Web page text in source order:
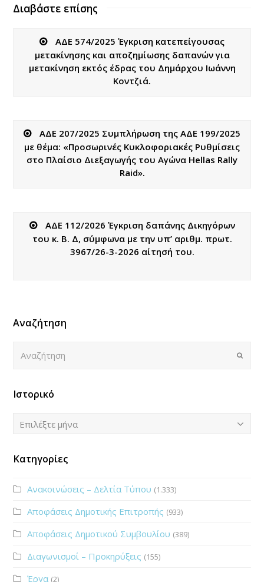
Διαβάστε επίσης
ΑΔΕ 574/2025 Έγκριση κατεπείγουσας
μετακίνησης και αποζημίωσης δαπανών για
μετακίνηση εκτός έδρας του Δημάρχου Ιωάννη
Κοντζιά.
ΑΔΕ 207/2025 Συμπλήρωση της ΑΔΕ 199/2025
με θέμα: «Προσωρινές Κυκλοφοριακές Ρυθμίσεις
στο Πλαίσιο Διεξαγωγής του Αγώνα Hellas Rally
Raid».
ΑΔΕ 112/2026 Έγκριση δαπάνης Δικηγόρων
του κ. Β. Δ, σύμφωνα με την υπ’ αριθμ. πρωτ.
3967/26-3-2026 αίτησή του.
Αναζήτηση
Submit
Ιστορικό
Ιστορικό
Επιλέξτε μήνα
Κατηγορίες
Ανακοινώσεις – Δελτία Τύπου (1.333)
Αποφάσεις Δημοτικής Επιτροπής (933)
Αποφάσεις Δημοτικού Συμβουλίου (389)
Διαγωνισμοί – Προκηρύξεις (155)
Έργα (2)